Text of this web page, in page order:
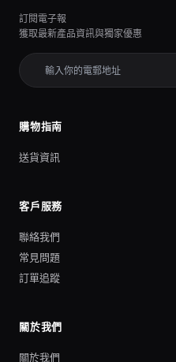
訂閱電子報
獲取最新產品資訊與獨家優惠
購物指南
送貨資訊
客戶服務
聯絡我們
常見問題
訂單追蹤
關於我們
關於我們